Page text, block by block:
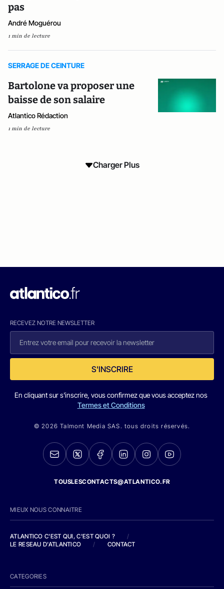
pas
André Moguérou
1 min de lecture
SERRAGE DE CEINTURE
Bartolone va proposer une
baisse de son salaire
Atlantico Rédaction
1 min de lecture
Charger Plus
RECEVEZ NOTRE NEWSLETTER
S'INSCRIRE
En cliquant sur s'inscrire, vous confirmez que vous acceptez nos
Termes et Conditions
© 2026 Talmont Media SAS. tous droits réservés.
TOUSLESCONTACTS@ATLANTICO.FR
MIEUX NOUS CONNAITRE
ATLANTICO C'EST QUI, C'EST QUOI ?
/
LE RESEAU D'ATLANTICO
/ CONTACT
CATEGORIES